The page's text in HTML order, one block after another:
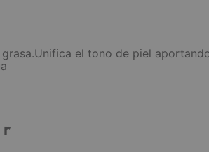
el tono de piel